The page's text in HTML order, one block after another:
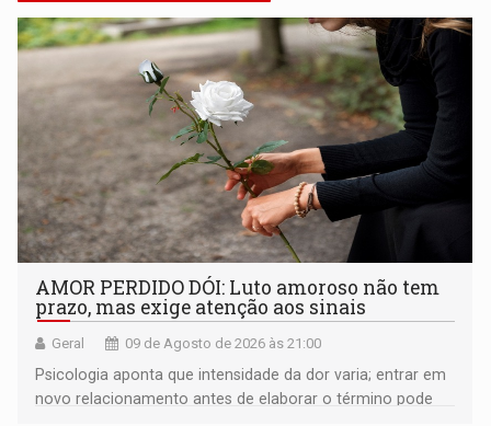
AMOR PERDIDO DÓI: Luto amoroso não tem
prazo, mas exige atenção aos sinais
Geral 09 de Agosto de 2026 às 21:00
Psicologia aponta que intensidade da dor varia; entrar em
novo relacionamento antes de elaborar o término pode